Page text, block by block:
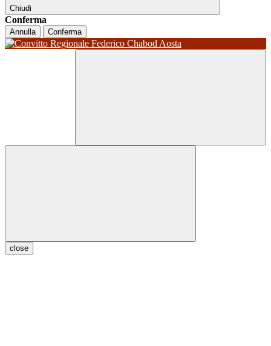
Chiudi
Conferma
Annulla Conferma
close